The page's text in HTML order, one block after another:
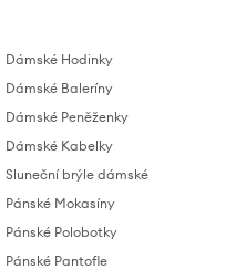
Dámské Hodinky
Dámské Baleríny
Dámské Peněženky
Dámské Kabelky
Sluneční brýle dámské
Pánské Mokasíny
Pánské Polobotky
Pánské Pantofle